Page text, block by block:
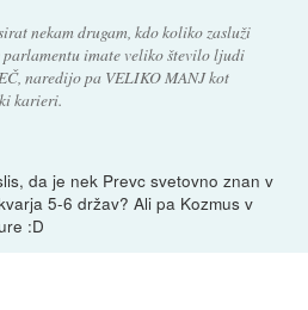
nekam drugam, kdo koliko zasluži
imate veliko število ljudi
naredijo pa VELIKO MANJ kot
karieri.
da je nek Prevc svetovno znan v
5-6 držav? Ali pa Kozmus v
:D